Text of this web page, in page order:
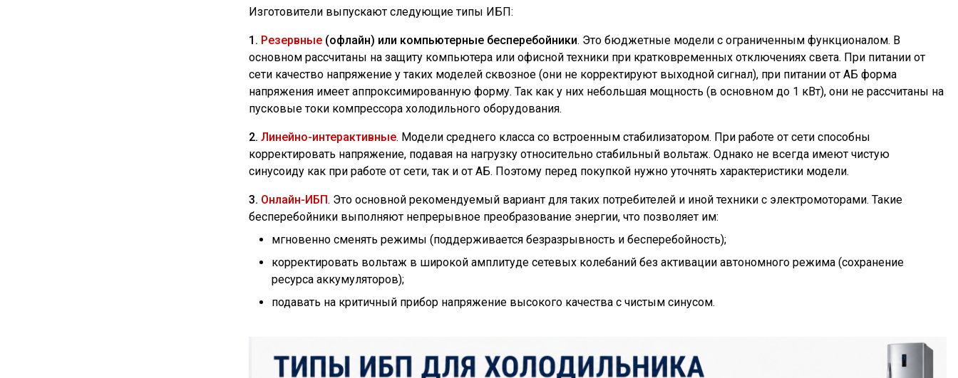
Изготовители выпускают следующие типы ИБП:
1. Резервные (офлайн) или компьютерные бесперебойники. Это бюджетные модели с ограниченным функционалом. В
основном рассчитаны на защиту компьютера или офисной техники при кратковременных отключениях света. При питании от
сети качество напряжение у таких моделей сквозное (они не корректируют выходной сигнал), при питании от АБ форма
напряжения имеет аппроксимированную форму. Так как у них небольшая мощность (в основном до 1 кВт), они не рассчитаны на
пусковые токи компрессора холодильного оборудования.
2. Линейно-интерактивные. Модели среднего класса со встроенным стабилизатором. При работе от сети способны
корректировать напряжение, подавая на нагрузку относительно стабильный вольтаж. Однако не всегда имеют чистую
синусоиду как при работе от сети, так и от АБ. Поэтому перед покупкой нужно уточнять характеристики модели.
3. Онлайн-ИБП. Это основной рекомендуемый вариант для таких потребителей и иной техники с электромоторами. Такие
бесперебойники выполняют непрерывное преобразование энергии, что позволяет им:
мгновенно сменять режимы (поддерживается безразрывность и бесперебойность);
корректировать вольтаж в широкой амплитуде сетевых колебаний без активации автономного режима (сохранение
ресурса аккумуляторов);
подавать на критичный прибор напряжение высокого качества с чистым синусом.